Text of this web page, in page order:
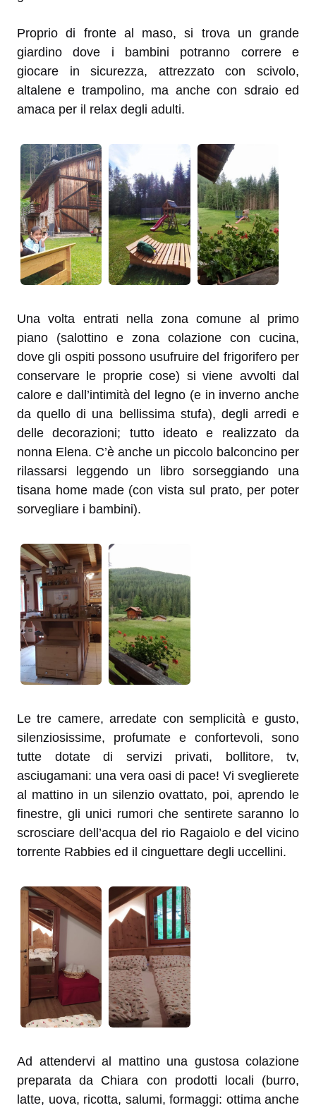
Proprio di fronte al maso, si trova un grande
giardino dove i bambini potranno correre e
giocare in sicurezza, attrezzato con scivolo,
altalene e trampolino, ma anche con sdraio ed
amaca per il relax degli adulti.
Una volta entrati nella zona comune al primo
piano (salottino e zona colazione con cucina,
dove gli ospiti possono usufruire del frigorifero per
conservare le proprie cose) si viene avvolti dal
calore e dall’intimità del legno (e in inverno anche
da quello di una bellissima stufa), degli arredi e
delle decorazioni; tutto ideato e realizzato da
nonna Elena. C’è anche un piccolo balconcino per
rilassarsi leggendo un libro sorseggiando una
tisana home made (con vista sul prato, per poter
sorvegliare i bambini).
Le tre camere, arredate con semplicità e gusto,
silenziosissime, profumate e confortevoli, sono
tutte dotate di servizi privati, bollitore, tv,
asciugamani: una vera oasi di pace! Vi sveglierete
al mattino in un silenzio ovattato, poi, aprendo le
finestre, gli unici rumori che sentirete saranno lo
scrosciare dell’acqua del rio Ragaiolo e del vicino
torrente Rabbies ed il cinguettare degli uccellini.
Ad attendervi al mattino una gustosa colazione
preparata da Chiara con prodotti locali (burro,
latte, uova, ricotta, salumi, formaggi: ottima anche